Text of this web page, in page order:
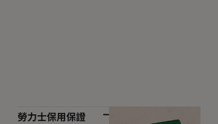
勞力士保用保證